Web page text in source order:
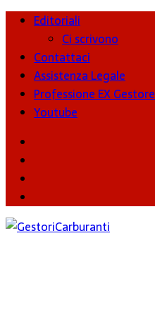
Editoriali
Ci scrivono
Contattaci
Assistenza Legale
Professione EX Gestore
Youtube